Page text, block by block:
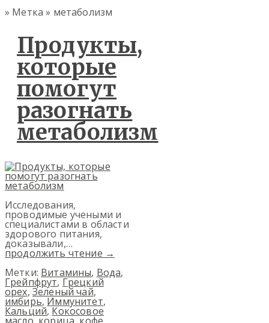
» Метка » метаболизм
Продукты,
которые
помогут
разогнать
метаболизм
Исследования,
проводимые учеными и
специалистами в области
здорового питания,
доказывали,…
продолжить чтение →
Метки: Витамины, Вода,
Грейпфрут, Грецкий
орех, Зеленый чай,
имбирь, Иммунитет,
Кальций, Кокосовое